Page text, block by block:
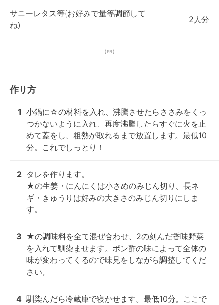
サニーレタス等(お好みで量等調節して
ね)
2人分
【PR】
作り方
1 小鍋に☆の材料を入れ、沸騰させたらささみをくっ
つかないように入れ、再度沸騰したらすぐに火を止
めて蓋をし、粗熱が取れるまで放置します。最低10
分。これでしっとり！
2 タレを作ります。
★の生姜・にんにくは小さめのみじん切り、長ネ
ギ・きゅうりは好みの大きさのみじん切りにしま
す。
3
★の調味料を全て混ぜ合わせ、2の刻んだ香味野菜
を入れて馴染ませます。ポン酢の味によって全体の
味が変わってくるので味見をしながら調整してくだ
さい。
4 馴染んだら冷蔵庫で寝かせます。最低10分。ここで